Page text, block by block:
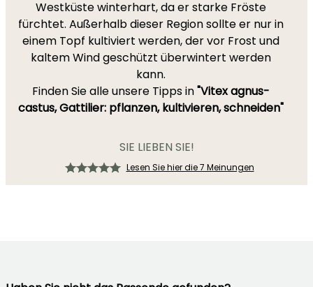
Westküste winterhart, da er starke Fröste
fürchtet. Außerhalb dieser Region sollte er nur in
einem Topf kultiviert werden, der vor Frost und
kaltem Wind geschützt überwintert werden
kann.
Finden Sie alle unsere Tipps in"Vitex agnus-
castus, Gattilier: pflanzen, kultivieren, schneiden"
SIE LIEBEN SIE!
Lesen Sie hier die 7 Meinungen